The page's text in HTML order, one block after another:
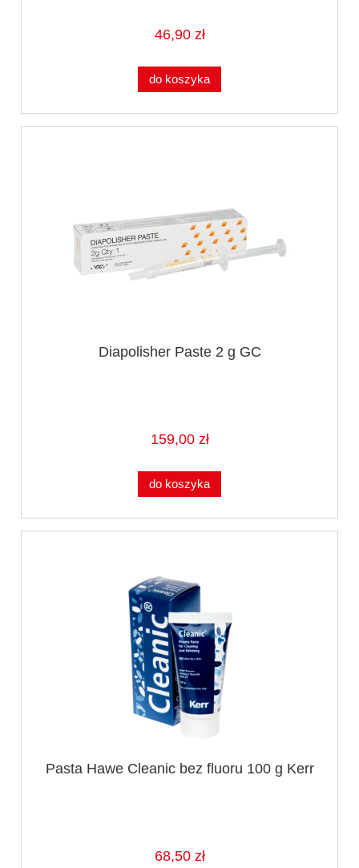
46,90 zł
do koszyka
Diapolisher Paste 2 g GC
159,00 zł
do koszyka
Pasta Hawe Cleanic bez fluoru 100 g Kerr
68,50 zł